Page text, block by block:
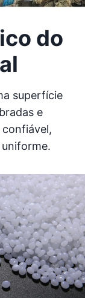
do
superfície
e